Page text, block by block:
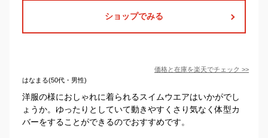
ショップでみる
価格と在庫を楽天でチェック >>
はなまる(50代・男性)
洋服の様におしゃれに着られるスイムウエアはいかがでし
ょうか。ゆったりとしていて動きやすくさり気なく体型カ
バーをすることができるのでおすすめです。